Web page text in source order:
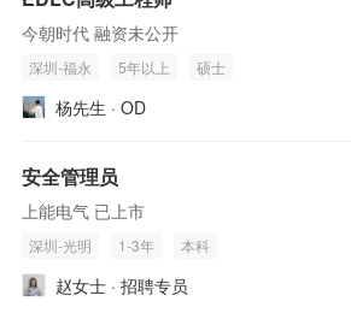
今朝时代 融资未公开
深圳-福永 5年以上 硕士
杨先生 · OD
安全管理员
上能电气 已上市
深圳-光明 1-3年 本科
赵女士 · 招聘专员